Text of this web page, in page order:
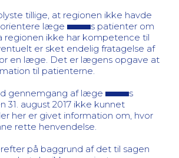
tillige, at regionen ikke havde
læge
s patienter om
regionen ikke har kompetence til
er sket endelig fratagelse af
en læge. Det er lægens opgave at
til patienterne.
gennemgang af læge
s
31. august 2017 ikke kunnet
her er givet information om, hvor
rette henvendelse.
på baggrund af det til sagen